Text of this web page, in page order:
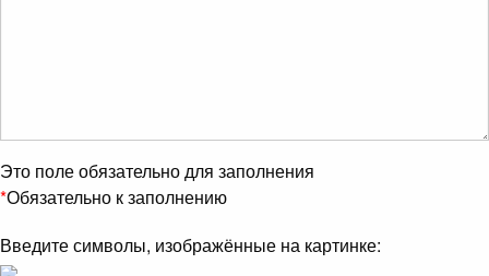
Это поле обязательно для заполнения
*Обязательно к заполнению
Введите символы, изображённые на картинке: